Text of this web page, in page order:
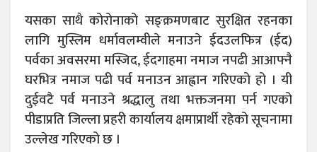
यसका साथै कोरोनाको सङ्क्रमणबाट सुरक्षित रहनका
लागि मुस्लिम धर्मावलम्वीले मनाउने ईदउलफित्र (ईद)
पर्वका अवसरमा मस्जिद, ईदगाहमा नमाज नपढी आआफ्नै
घरभित्र नमाज पढी पर्व मनाउन आह्वान गरिएको हो । यी
दुईवटै पर्व मनाउने श्रद्धालु तथा भक्तजनमा पर्न गएको
पीडाप्रति जिल्ला प्रहरी कार्यालय क्षमाप्रार्थी रहेको सूचनामा
उल्लेख गरिएको छ ।